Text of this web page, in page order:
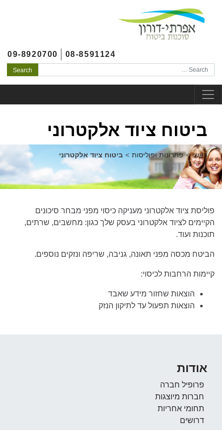
08-8591124
09-8920700
Search
ביטוח ציוד אלקטרוני
ראשי > פתרונות ופוליסות > ביטוח ציוד אלקטרוני
פוליסת ציוד אלקטרוני מעניקה כיסוי מפני מבחר סיכונים
הקיימים לציוד אלקטרוני בעסק שלך כגון: מחשבים, שרתים,
תוכנות ועוד.
הביטח מכסה מפני תאונה, גניבה, שריפה ונזקים נוספים.
קיימות הרחבות לכיסוי:
הוצאות שחזור מידע שאבד
הוצאות תפעול עד לתיקון הנזק
אודות
פרופיל חברה
חברות מיוצגות
תחומי אחריות
דרושים